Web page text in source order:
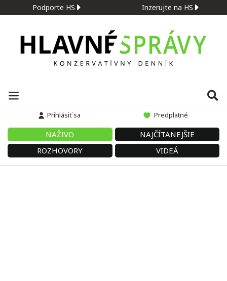
Podporte HS Inzerujte na HS
Prihlásiť sa Predplatné
NAŽIVO
NAJČÍTANEJŠIE
ROZHOVORY
VIDEÁ